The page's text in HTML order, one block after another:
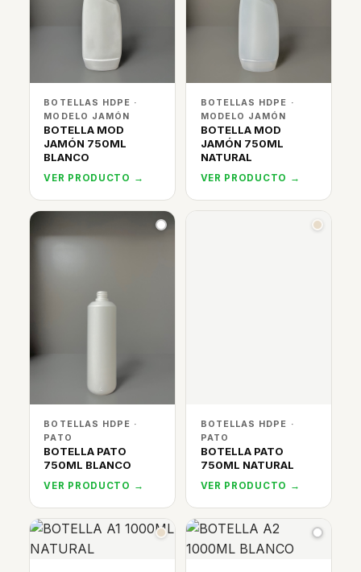
BOTELLAS HDPE ·
MODELO JAMÓN
BOTELLA MOD
JAMÓN 750ML
BLANCO
VER PRODUCTO →
BOTELLAS HDPE ·
MODELO JAMÓN
BOTELLA MOD
JAMÓN 750ML
NATURAL
VER PRODUCTO →
BOTELLAS HDPE ·
PATO
BOTELLA PATO
750ML BLANCO
VER PRODUCTO →
BOTELLAS HDPE ·
PATO
BOTELLA PATO
750ML NATURAL
VER PRODUCTO →